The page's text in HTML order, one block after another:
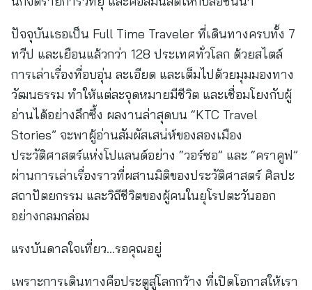
ปัจจุบันเธอเป็น Full Time Traveler ที่เดินทางครบทั้ง 7
ทวีป และเยือนแล้วกว่า 128 ประเทศทั่วโลก ด้วยสไตล์
การเล่าเรื่องที่อบอุ่น ละเอียด และเต็มไปด้วยมุมมองทาง
วัฒนธรรม ทำให้แต่ละจุดหมายมีชีวิต และเชื่อมโยงกับผู้
อ่านได้อย่างลึกซึ้ง ผลงานล่าสุดบน “KTC Travel
Stories” จะพาผู้อ่านสัมผัสเสน่ห์ของสองเมือง
ประวัติศาสตร์แห่งโปแลนด์อย่าง “วอร์ซอ” และ “คราคูฟ”
ผ่านการเล่าเรื่องราวที่ผสานมิติของประวัติศาสตร์ ศิลปะ
สถาปัตยกรรม และวิถีชีวิตของผู้คนในยุโรปตะวันออก
อย่างกลมกล่อม
แรงบันดาลใจเที่ยว…รอคุณอยู่
เพราะการเดินทางคือประตูสู่โลกกว้าง ที่เปิดโอกาสให้เรา